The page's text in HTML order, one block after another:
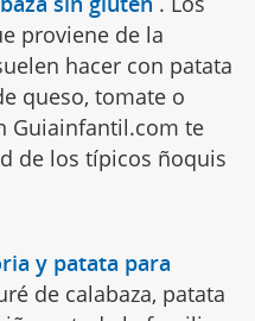
proviene de la
hacer con patata
queso, tomate o
Guiainfantil.com te
de los típicos ñoquis
y patata para
de calabaza, patata